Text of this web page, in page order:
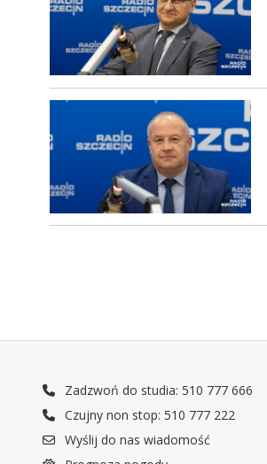
Zadzwoń do studia: 510 777 666
Czujny non stop: 510 777 222
Wyślij do nas wiadomość